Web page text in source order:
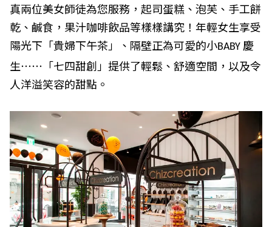
真兩位美女師徒為您服務，起司蛋糕、泡芙、手工餅
乾、鹹食，果汁咖啡飲品等樣樣講究！年輕女生享受
陽光下「貴婦下午茶」、隔壁正為可愛的小BABY 慶
生⋯⋯ 「七四甜創」提供了輕鬆、 舒適空間，以及令
人洋溢笑容的甜點。